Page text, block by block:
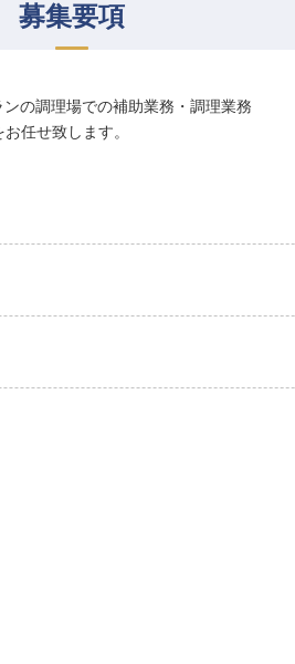
募集要項
の調理場での補助業務・調理業務
任せ致します。